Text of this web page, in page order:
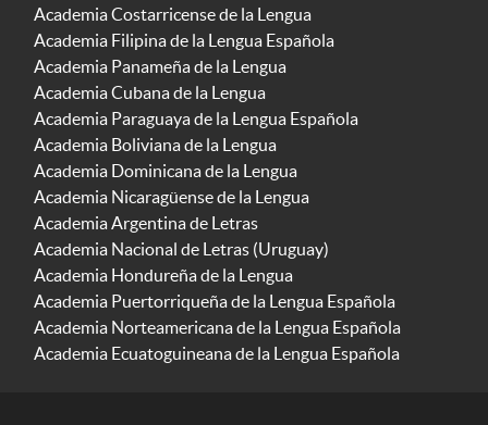
Academia Costarricense de la Lengua
Academia Filipina de la Lengua Española
Academia Panameña de la Lengua
Academia Cubana de la Lengua
Academia Paraguaya de la Lengua Española
Academia Boliviana de la Lengua
Academia Dominicana de la Lengua
Academia Nicaragüense de la Lengua
Academia Argentina de Letras
Academia Nacional de Letras (Uruguay)
Academia Hondureña de la Lengua
Academia Puertorriqueña de la Lengua Española
Academia Norteamericana de la Lengua Española
Academia Ecuatoguineana de la Lengua Española